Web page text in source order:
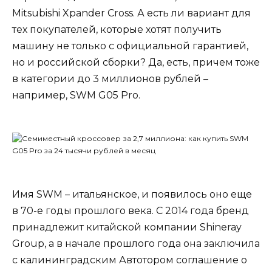
Mitsubishi Xpander Cross. А есть ли вариант для
тех покупателей, которые хотят получить
машину не только с официальной гарантией,
но и российской сборки? Да, есть, причем тоже
в категории до 3 миллионов рублей –
например, SWM G05 Pro.
Имя SWM – итальянское, и появилось оно еще
в 70-е годы прошлого века. С 2014 года бренд
принадлежит китайской компании Shineray
Group, а в начале прошлого года она заключила
с калининградским Автотором соглашение о